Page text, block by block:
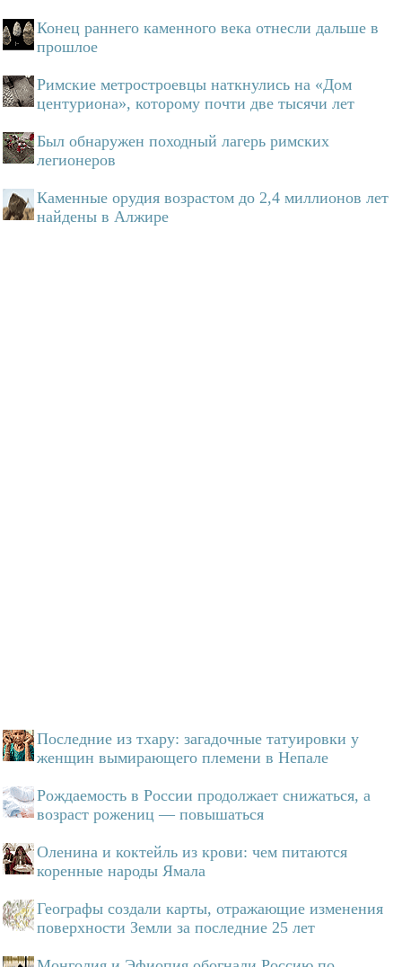
Конец раннего каменного века отнесли дальше в
прошлое
Римские метростроевцы наткнулись на «Дом
центуриона», которому почти две тысячи лет
Был обнаружен походный лагерь римских
легионеров
Каменные орудия возрастом до 2,4 миллионов лет
найдены в Алжире
Последние из тхару: загадочные татуировки у
женщин вымирающего племени в Непале
Рождаемость в России продолжает снижаться, а
возраст рожениц — повышаться
Оленина и коктейль из крови: чем питаются
коренные народы Ямала
Географы создали карты, отражающие изменения
поверхности Земли за последние 25 лет